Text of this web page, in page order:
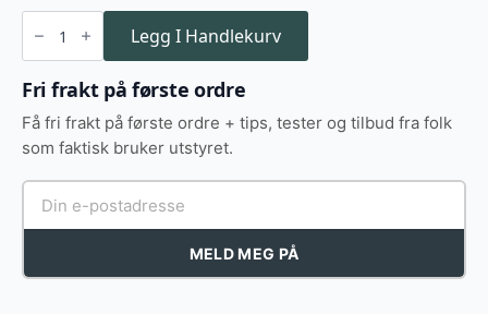
DAM
VIBE
COMBO
6'
180CM
5-
2SEC
30FD
1BB
antall
Legg I Handlekurv
Fri frakt på første ordre
Få fri frakt på første ordre + tips, tester og tilbud fra folk
som faktisk bruker utstyret.
MELD MEG PÅ